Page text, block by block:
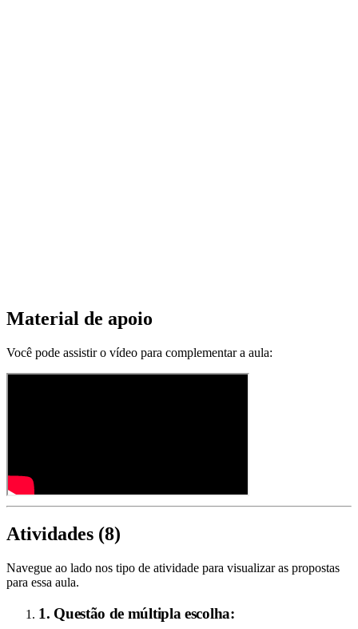
Material de apoio
Você pode assistir o vídeo para complementar a aula:
Atividades (8)
Navegue ao lado nos tipo de atividade para visualizar as propostas
para essa aula.
1. Questão de múltipla escolha: